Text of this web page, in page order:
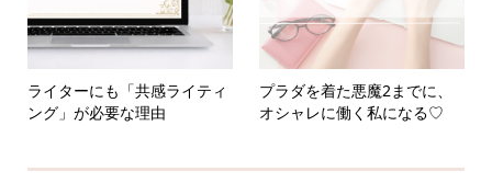
ライターにも「共感ライティ
ング」が必要な理由
プラダを着た悪魔2までに、
オシャレに働く私になる♡